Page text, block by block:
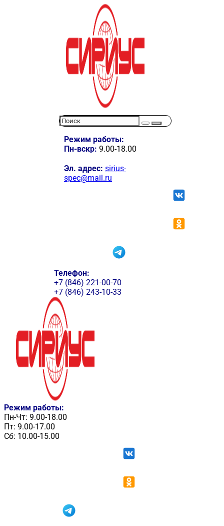
Режим работы:
Пн-вскр: 9.00-18.00
Эл. адрес: sirius-
spec@mail.ru
Телефон:
+7 (846) 221-00-70
+7 (846) 243-10-33
Режим работы:
Пн-Чт: 9.00-18.00
Пт: 9.00-17.00
Сб: 10.00-15.00